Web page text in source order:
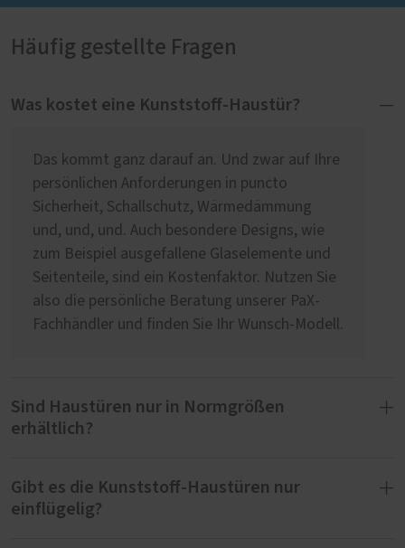
Häufig gestellte Fragen
Was kostet eine Kunststoff-Haustür?
Das kommt ganz darauf an. Und zwar auf Ihre
persönlichen Anforderungen in puncto
Sicherheit, Schallschutz, Wärmedämmung
und, und, und. Auch besondere Designs, wie
zum Beispiel ausgefallene Glaselemente und
Seitenteile, sind ein Kostenfaktor. Nutzen Sie
also die persönliche Beratung unserer PaX-
Fachhändler und finden Sie Ihr Wunsch-Modell.
Sind Haustüren nur in Normgrößen
erhältlich?
Wir fertigen Haustüren ausschließlich nach
Maß. Das heißt, wir realisieren spezielle
Gibt es die Kunststoff-Haustüren nur
einflügelig?